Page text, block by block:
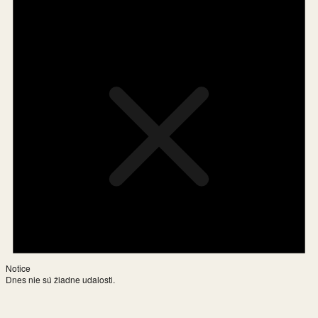
Notice
Dnes nie sú žiadne udalosti.